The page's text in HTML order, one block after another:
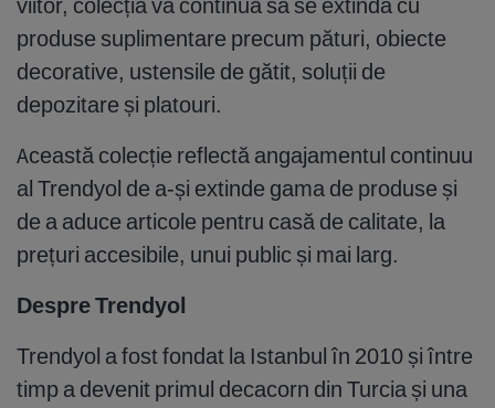
produse suplimentare precum pături, obiecte
decorative, ustensile de gătit, soluții de
depozitare și platouri.
Această colecție reflectă angajamentul continuu
al Trendyol de a-și extinde gama de produse și
de a aduce articole pentru casă de calitate, la
prețuri accesibile, unui public și mai larg.
Despre Trendyol
Trendyol a fost fondat la Istanbul în 2010 și între
timp a devenit primul decacorn din Turcia și una